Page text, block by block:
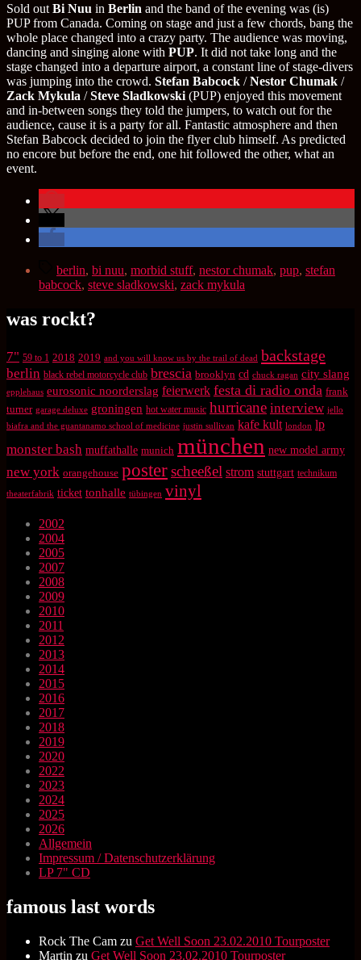
Sold out Bi Nuu in Berlin and the band of the evening was (is)
PUP from Canada. Coming on stage and just a few chords, bang the
whole place changed into a crazy party. The audience was moving,
dancing and singing alone with PUP. It did not take long and the
stage changed into a departure airport, a constant line of stage-divers
was jumping into the crowd. Stefan Babcock /Nestor Chumak /
Zack Mykula /Steve Sladkowski (PUP) enjoyed this movement
and in-between songs they told the jumpers, to watch out for the
audience, cause it is a party for all. Fantastic atmosphere and then
Stefan Babcock decided to join the flyer club himself. As predicted
no encore but before the end, one hit followed the other, what an
event.
Schlagwörter
berlin, bi nuu, morbid stuff, nestor chumak, pup, stefan
babcock, steve sladkowski, zack mykula
was rockt?
7" 59 to 1 2018 2019 and you will know us by the trail of dead backstage
berlin black rebel motorcycle club brescia brooklyn cd chuck ragan city slang
epplehaus eurosonic noorderslag feierwerk festa di radio onda frank
turner garage deluxe groningen hot water music hurricane interview jello
biafra and the guantanamo school of medicine justin sullivan kafe kult london lp
monster bash muffathalle munich münchen new model army
new york orangehouse posterscheeßel strom stuttgart technikum
theaterfabrik ticket tonhalle tübingen vinyl
2002
2004
2005
2007
2008
2009
2010
2011
2012
2013
2014
2015
2016
2017
2018
2019
2020
2022
2023
2024
2025
2026
Allgemein
Impressum / Datenschutzerklärung
LP 7" CD
famous last words
Rock The Cam zu Get Well Soon 23.02.2010 Tourposter
Martin zu Get Well Soon 23.02.2010 Tourposter